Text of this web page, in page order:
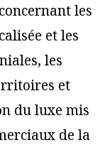
les
et les
les
et
du luxe mis
de la